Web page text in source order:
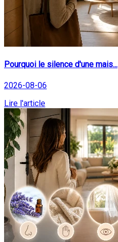
Pourquoi le silence d'une mais...
2026-08-06
Lire l'article